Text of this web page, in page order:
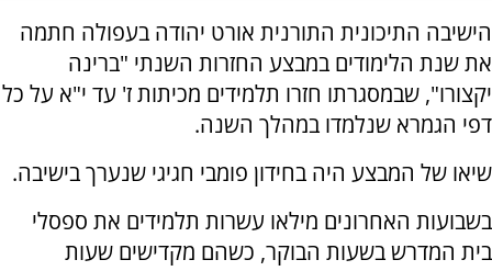
הישיבה התיכונית התורנית אורט יהודה בעפולה חתמה
את שנת הלימודים במבצע החזרות השנתי "ברינה
יקצורו", שבמסגרתו חזרו תלמידים מכיתות ז' עד י"א על כל
דפי הגמרא שנלמדו במהלך השנה.
שיאו של המבצע היה בחידון פומבי חגיגי שנערך בישיבה.
בשבועות האחרונים מילאו עשרות תלמידים את ספסלי
בית המדרש בשעות הבוקר, כשהם מקדישים שעות